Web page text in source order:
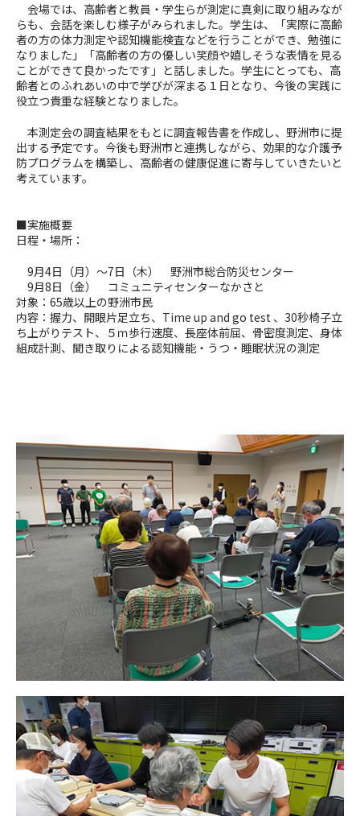
会場では、高齢者と教員・学生らが測定に真剣に取り組みなが
らも、会話を楽しむ様子がみられました。学生は、「実際に高齢
者の方の体力測定や認知機能検査などを行うことができ、勉強に
なりました」「高齢者の方の優しい笑顔や嬉しそうな表情を見る
ことができて良かったです」と話しました。学生にとっても、高
齢者とのふれあいの中で学びが深まる１日となり、今後の実践に
役立つ貴重な経験となりました。
本測定会の調査結果をもとに調査報告書を作成し、野洲市に提
出する予定です。今後も野洲市と連携しながら、効果的な介護予
防プログラムを構築し、高齢者の健康促進に寄与していきたいと
考えています。
■実施概要
日程・場所：
9月4日（月）～7日（木） 野洲市総合防災センター
9月8日（金） コミュニティセンターなかさと
対象：65歳以上の野洲市民
内容：握力、開眼片足立ち、Time up and go test 、30秒椅子立
ち上がりテスト、５ｍ歩行速度、長座体前屈、骨密度測定、身体
組成計測、聞き取りによる認知機能・うつ・睡眠状況の測定